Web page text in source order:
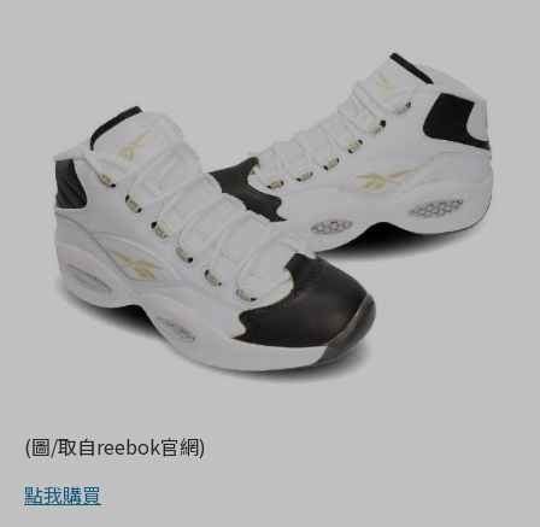
(圖/取自reebok官網)
點我購買